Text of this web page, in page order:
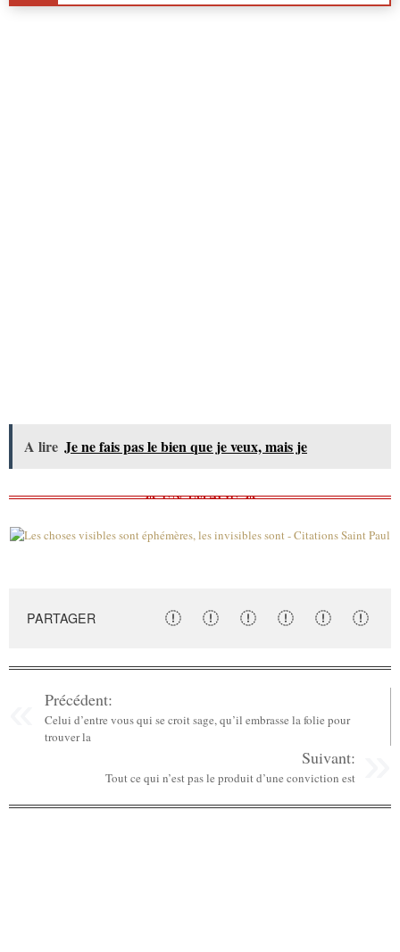
A lire Je ne fais pas le bien que je veux, mais je
PARTAGER
Précédent:
Celui d’entre vous qui se croit sage, qu’il embrasse la folie pour
trouver la
Suivant:
Tout ce qui n’est pas le produit d’une conviction est